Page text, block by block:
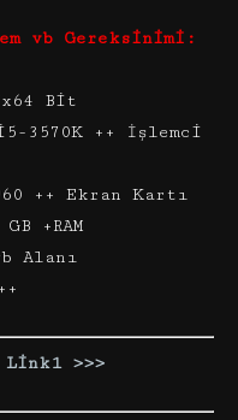
vb Gereksinimi:
x64 Bit
3570K ++ İşlemci
++ Ekran Kartı
+RAM
Alanı
>>>